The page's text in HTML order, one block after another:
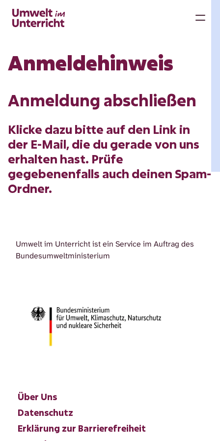
Inhalt
springen
Anmeldehinweis
Anmeldung abschließen
Klicke dazu bitte auf den Link in
der E-Mail, die du gerade von uns
erhalten hast. Prüfe
gegebenenfalls auch deinen Spam-
Ordner.
Umwelt im Unterricht ist ein Service im Auftrag des
Bundesumweltministerium
Über Uns
Datenschutz
Erklärung zur Barrierefreiheit